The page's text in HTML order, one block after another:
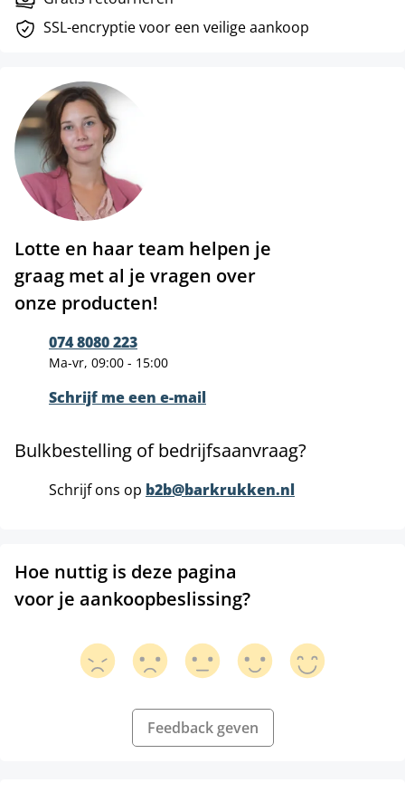
SSL-encryptie voor een veilige aankoop
Lotte en haar team helpen je
graag met al je vragen over
onze producten!
074 8080 223
Ma-vr, 09:00 - 15:00
Schrijf me een e-mail
Bulkbestelling of bedrijfsaanvraag?
Schrijf ons op b2b@barkrukken.nl
Hoe nuttig is deze pagina
voor je aankoopbeslissing?
Feedback geven